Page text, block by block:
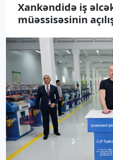
Xankəndidə iş
müəssisəsinin